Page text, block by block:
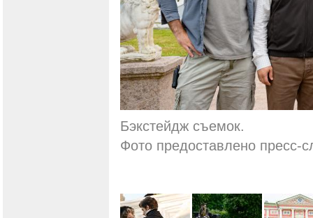
Бэкстейдж съемок.
Фото предоставлено пресс-